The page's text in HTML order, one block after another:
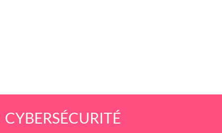
CYBERSÉCURITÉ